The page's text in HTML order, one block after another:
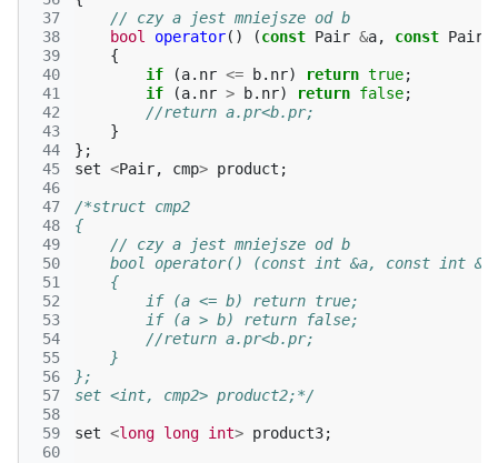
37
38
39
40
41
42
43
44
45
46
47
48
49
50
51
52
53
54
55
56
57
58
59
60
// czy a jest mniejsze od b
bool
operator() (const Pair &a, const Pair
{
if
(a. nr <= b. nr) return true;
if
(a. nr > b. nr) return false;
//return a.pr<b.pr;
}
};
set <Pair, cmp> product ;
/*struct cmp2
{
    // czy a jest mniejsze od b
bool operator() (const int &a, const int
    {
        if (a <= b) return true;
        if (a > b) return false;
        //return a.pr<b.pr;
    }
};
set <int, cmp2> product2;*/
set <long long int> product3;